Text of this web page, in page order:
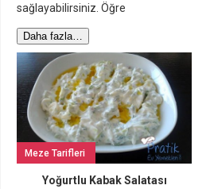
sağlayabilirsiniz. Öğre
Daha fazla…
Meze Tarifleri
Yoğurtlu Kabak Salatası